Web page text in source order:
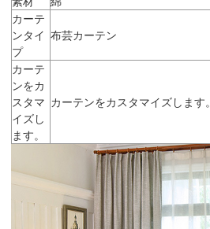
カーテ
ンタイ
プ
布芸カーテン
カーテ
ンをカ
スタマ
イズし
ます。
カーテンをカスタマイズします。